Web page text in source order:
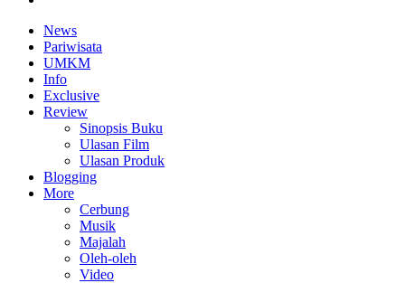
News
Pariwisata
UMKM
Info
Exclusive
Review
Sinopsis Buku
Ulasan Film
Ulasan Produk
Blogging
More
Cerbung
Musik
Majalah
Oleh-oleh
Video